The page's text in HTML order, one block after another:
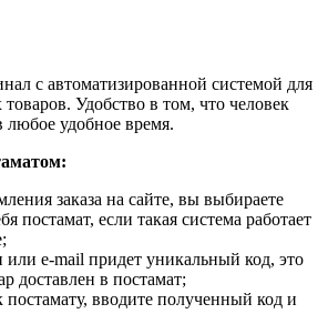
с автоматизированной системой для
Удобство в том, что человек
любое удобное время.
заказа на сайте, вы выбираете
постамат, если такая система работает
или e-mail придет уникальный код, это
доставлен в постамат;
вводите полученный код и